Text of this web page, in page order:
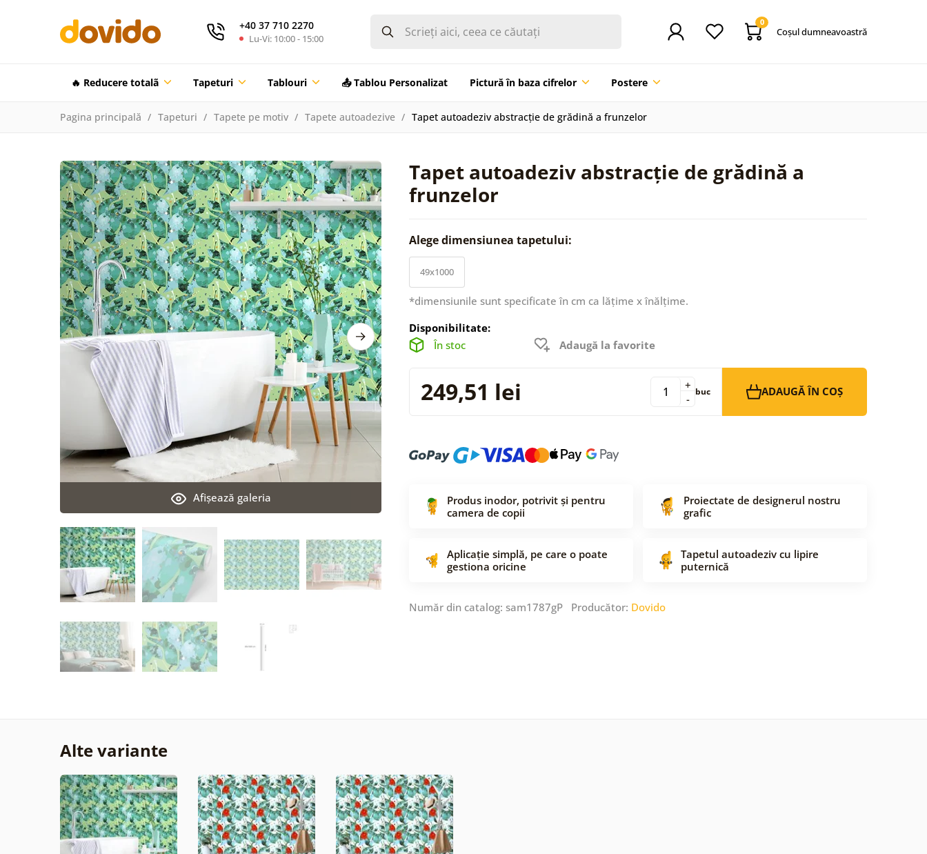
+40 37 710 2270
Lu-Vi: 10:00 - 15:00
0
Coşul dumneavoastră
🔥 Reducere totalã Tapeturi Tablouri 📤 Tablou Personalizat Pictură în baza cifrelor Postere
Pagina principală Tapeturi Tapete pe motiv Tapete autoadezive Tapet autoadeziv abstracție de grădină a frunzelor
Tapet autoadeziv abstracție de grădină a
frunzelor
Afişează galeria
Alege dimensiunea tapetului:
49x1000
*dimensiunile sunt specificate în cm ca lățime x înălțime.
Disponibilitate:
În stoc
Adaugă la favorite
249,51 lei -
+ buc ADAUGĂ ÎN COȘ
Produs inodor, potrivit și pentru
camera de copii
Proiectate de designerul nostru
grafic
Aplicație simplă, pe care o poate
gestiona oricine
Tapetul autoadeziv cu lipire
puternică
Număr din catalog: sam1787gP Producător: Dovido
Alte variante